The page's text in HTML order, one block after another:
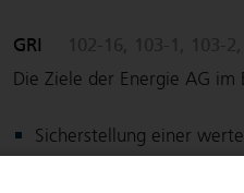
GRI
Die Ziele der Energie AG im
Sicherstellung einer